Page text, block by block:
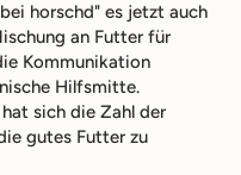
horschd" es jetzt auch
an Futter für
Kommunikation
Hilfsmitte.
sich die Zahl der
gutes Futter zu